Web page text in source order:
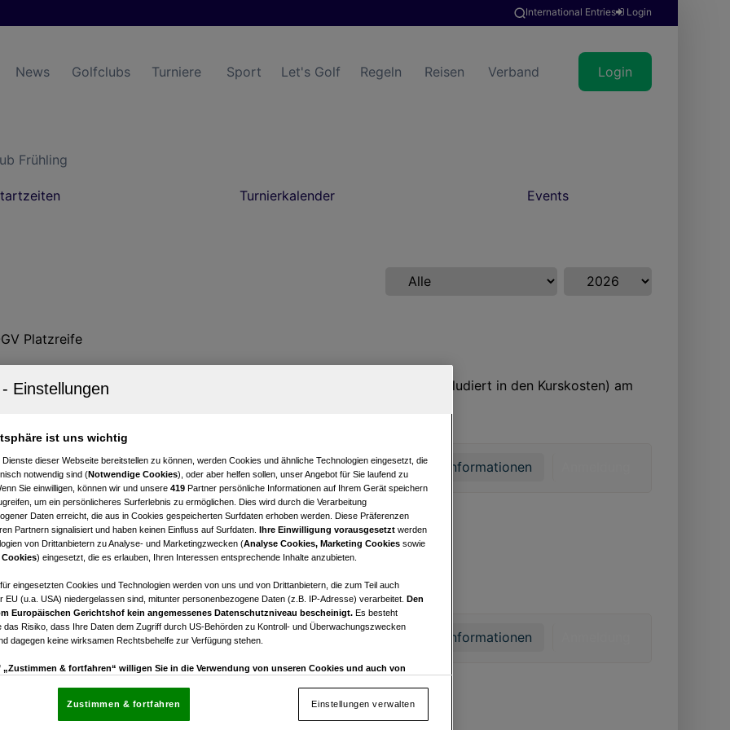
International Entries Login
News Golfclubs Turniere Sport Let's Golf Regeln Reisen Verband Login
Frühling
Turnierkalender Events
Platzreife
mit dem Pro, immer in der Woche nach dem ÖGV Platzreifekurs (inkludiert in den Kurskosten) am
Mehr Informationen
auf dem Night Course
Mehr Informationen
18:00 - Platzerlaubnis (PE)
ist uns wichtig
Dienste dieser Webseite bereitstellen zu können, werden Cookies und ähnliche Technologien eingesetzt, die
notwendig sind (Notwendige Cookies), oder aber helfen sollen, unser Angebot für Sie laufend zu
Sie einwilligen, können wir und unsere 419 Partner persönliche Informationen auf Ihrem Gerät speichern
um ein persönlicheres Surferlebnis zu ermöglichen. Dies wird durch die Verarbeitung
Daten erreicht, die aus in Cookies gespeicherten Surfdaten erhoben werden. Diese Präferenzen
Partnern signalisiert und haben keinen Einfluss auf Surfdaten. Ihre Einwilligung vorausgesetzt werden
von Drittanbietern zu Analyse- und Marketingzwecken (Analyse Cookies, Marketing Cookies sowie
) eingesetzt, die es erlauben, Ihren Interessen entsprechende Inhalte anzubieten.
eingesetzten Cookies und Technologien werden von uns und von Drittanbietern, die zum Teil auch
EU (u.a. USA) niedergelassen sind, mitunter personenbezogene Daten (z.B. IP-Adresse) verarbeitet. Den
Europäischen Gerichtshof kein angemessenes Datenschutzniveau bescheinigt. Es besteht
das Risiko, dass Ihre Daten dem Zugriff durch US-Behörden zu Kontroll- und Überwachungszwecken
dagegen keine wirksamen Rechtsbehelfe zur Verfügung stehen.
„Zustimmen & fortfahren“ willigen Sie in die Verwendung von unseren Cookies und auch von
die sich auf jeder Seite unten im Footer befinden.
Einstellungen verwalten
Zustimmen & fortfahren